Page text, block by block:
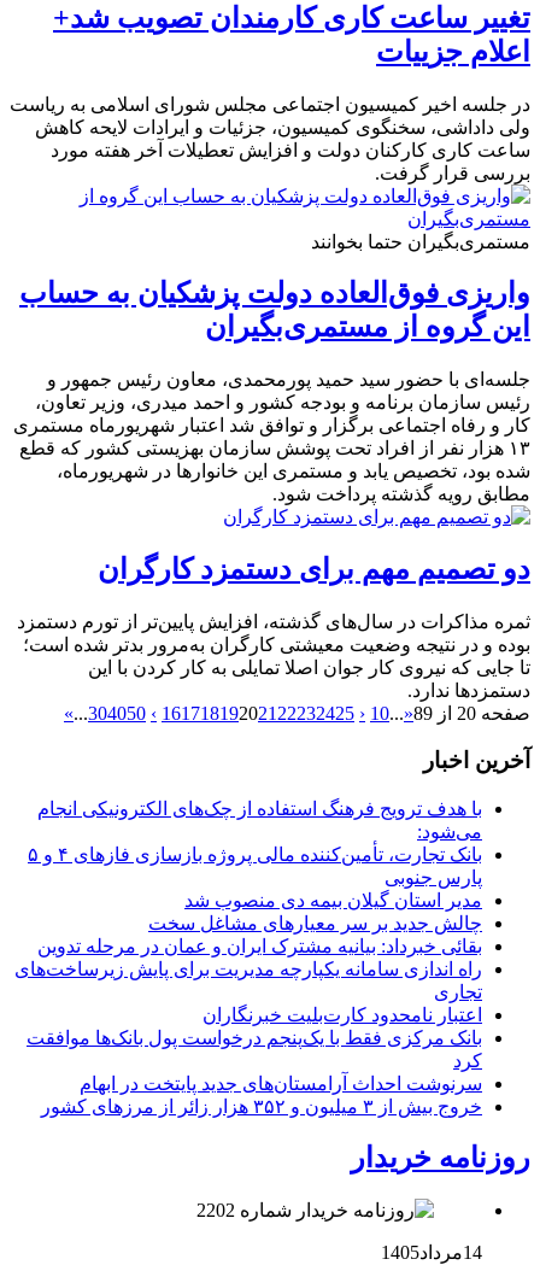
تغییر ساعت کاری کارمندان تصویب شد+
اعلام جزییات
در جلسه اخیر کمیسیون اجتماعی مجلس شورای اسلامی به ریاست
ولی داداشی، سخنگوی کمیسیون، جزئیات و ایرادات لایحه کاهش
ساعت کاری کارکنان دولت و افزایش تعطیلات آخر هفته مورد
بررسی قرار گرفت.
مستمری‌بگیران حتما بخوانند
واریزی فوق‌العاده دولت پزشکیان به حساب
این گروه از مستمری‌بگیران
جلسه‌ای با حضور سید حمید پورمحمدی، معاون رئیس جمهور و
رئیس سازمان برنامه و بودجه کشور و احمد میدری، وزیر تعاون،
کار و رفاه اجتماعی برگزار و توافق شد اعتبار شهریورماه مستمری
۱۳ هزار نفر از افراد تحت پوشش سازمان بهزیستی کشور که قطع
شده بود، تخصیص یابد و مستمری این خانوارها در شهریورماه،
مطابق رویه گذشته پرداخت شود.
دو تصمیم مهم برای دستمزد کارگران
ثمره مذاکرات در سال‌های گذشته، افزایش پایین‌تر از تورم دستمزد
بوده و در نتیجه وضعیت معیشتی کارگران به‌مرور بدتر شده است؛
تا جایی که نیروی کار جوان اصلا تمایلی به کار کردن با این
دستمزدها ندارد.
صفحه 20 از 89
«
...
10
‹
161718192021 22232425
›
304050
...
»
آخرین اخبار
با هدف ترویج فرهنگ استفاده از چک‌های الکترونیکی انجام
می‌شود:
بانک تجارت، تأمین‌کننده مالی پروژه بازسازی فازهای ۴ و ۵
پارس جنوبی
مدیر استان گیلان بیمه دی منصوب شد
چالش جدید بر سر معیارهای مشاغل سخت
بقائی خبرداد: بیانیه مشترک ایران و عمان در مرحله تدوین
راه اندازی سامانه یکپارچه مدیریت برای پایش زیرساخت‌های
تجاری
اعتبار نامحدود کارت‌بلیت خبرنگاران
بانک مرکزی فقط با یک‌‎پنجم درخواست پول بانک‌ها موافقت
کرد
سرنوشت احداث آرامستان‌های جدید پایتخت در ابهام
خروج بیش از ۳ میلیون و ۳۵۲ هزار زائر از مرزهای کشور
روزنامه خریدار
14مرداد1405